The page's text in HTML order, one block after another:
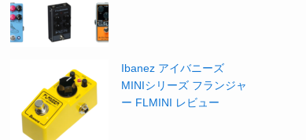
Ibanez アイバニーズ
MINIシリーズ フランジャ
ー FLMINI レビュー